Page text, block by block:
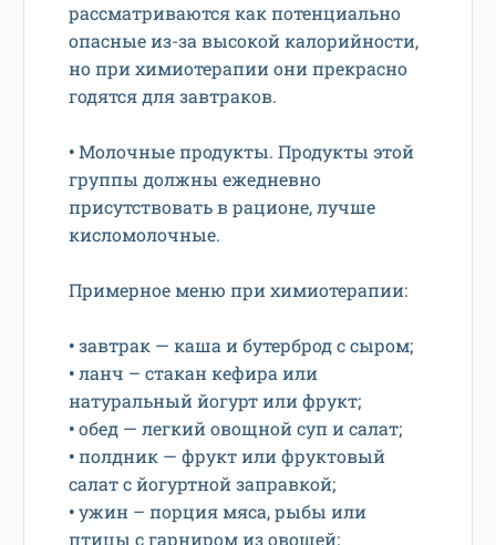
рассматриваются как потенциально
опасные из-за высокой калорийности,
но при химиотерапии они прекрасно
годятся для завтраков.
•Молочные продукты. Продукты этой
группы должны ежедневно
присутствовать в рационе, лучше
кисломолочные.
Примерное меню при химиотерапии:
•завтрак — каша и бутерброд с сыром;
•ланч – стакан кефира или
натуральный йогурт или фрукт;
•обед — легкий овощной суп и салат;
•полдник — фрукт или фруктовый
салат с йогуртной заправкой;
•ужин – порция мяса, рыбы или
птицы с гарниром из овощей;